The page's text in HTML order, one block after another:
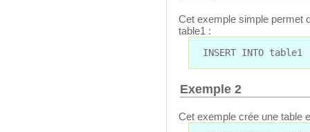
Cet exemple simple permet
table1 :
INSERT INTO table1
Exemple 2
Cet exemple crée une table